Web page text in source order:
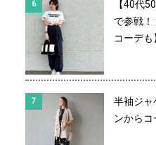
【40代
で参戦！
コーデも
半袖ジャ
ンからコ